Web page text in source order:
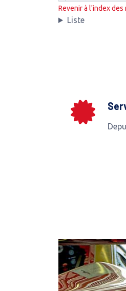
Revenir à l'index des
Liste